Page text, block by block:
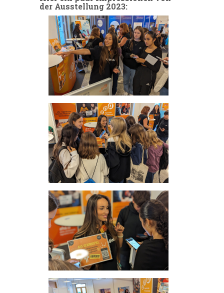
der Ausstellung 2023: